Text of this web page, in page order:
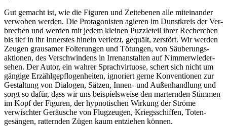
Gut gemacht ist, wie die Figuren und Zeit­ebenen alle mitein­ander
verwoben werden. Die Protago­nisten agieren im Dunst­kreis der Ver­
brechen und werden mit jedem kleinen Puzzle­teil ihrer Recher­chen
bis tief in ihr Innerstes hinein verletzt, gequält, zerstört. Wir werden
Zeugen grausamer Folte­rungen und Tötungen, von Säube­rungs­
aktionen, des Verschwin­dens in Irren­anstalten auf Nimmer­wieder­
sehen. Der Autor, ein wahrer Sprach­virtuose, schert sich nicht um
gängige Erzähl­gepflogen­heiten, ignoriert gerne Konven­tionen zur
Gestal­tung von Dialogen, Sätzen, Innen- und Außen­handlung und
sorgt so dafür, dass wir uns beispiels­weise den martern­den Stimmen
im Kopf der Figuren, der hypno­tischen Wirkung der Ströme
verwisch­ter Geräusche von Flug­zeugen, Kriegs­schiffen, Toten­
gesängen, rattern­den Zügen kaum entziehen können.